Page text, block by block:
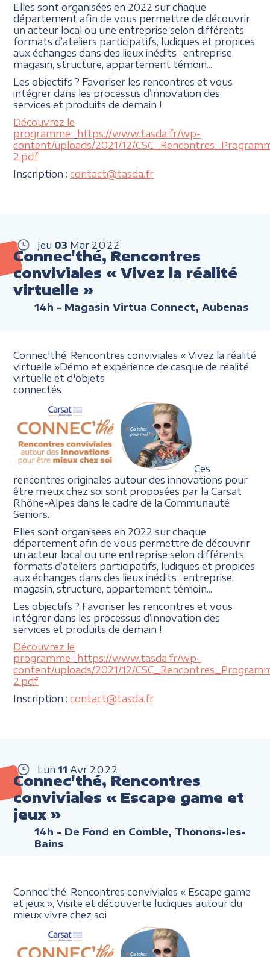
Elles sont organisées en 2022 sur chaque
département afin de vous permettre de découvrir
un acteur local ou une entreprise selon différents
formats d’ateliers participatifs, ludiques et propices
aux échanges dans des lieux inédits : entreprise,
magasin, structure, appartement témoin...
Les objectifs ? Favoriser les rencontres et vous
intégrer dans les processus d’innovation des
services et produits de demain !
Découvrez le
programme : https://www.tasda.fr/wp-
content/uploads/2021/12/
2.pdf
Inscription :contact@tasda.fr
Jeu 03 Mar 2022
Connec'thé, Rencontres
conviviales « Vivez la réalité
virtuelle »
14h - Magasin Virtua Connect, Aubenas
Connec'thé, Rencontres conviviales « Vivez la réalité
virtuelle »Démo et expérience de casquede réalité
virtuelle et d'objets
connectés
Ces
rencontres originales autour des innovations pour
être mieux chez soi sont proposées par la Carsat
Rhône-Alpes dans le cadre de la Communauté
Seniors.
Elles sont organisées en 2022 sur chaque
département afin de vous permettre de découvrir
un acteur local ou une entreprise selon différents
formats d’ateliers participatifs, ludiques et propices
aux échanges dans des lieux inédits : entreprise,
magasin, structure, appartement témoin...
Les objectifs ? Favoriser les rencontres et vous
intégrer dans les processus d’innovation des
services et produits de demain !
Découvrez le
programme : https://www.tasda.fr/wp-
content/uploads/2021/12/
2.pdf
Inscription :contact@tasda.fr
Lun 11 Avr 2022
Connec'thé, Rencontres
conviviales « Escape game et
jeux »
14h - De Fond en Comble, Thonons-les-
Bains
Connec'thé, Rencontres conviviales « Escape game
et jeux »,Visite et découverte ludiquesautour du
mieux vivre chez soi